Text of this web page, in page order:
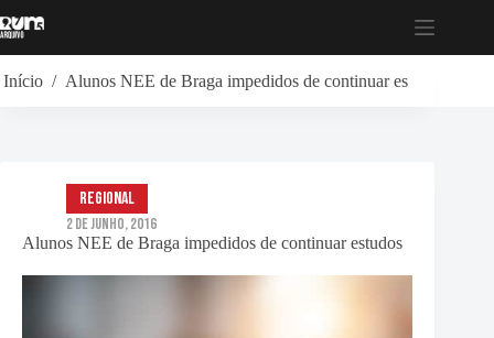
para
Início / Alunos NEE de Braga impedidos de continuar estudos
Alunos NEE de Braga impedidos de continuar estudos
Regional
2 de Junho, 2016